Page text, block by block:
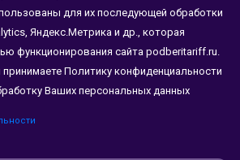
для их последующей обработки
Яндекс.Метрика и др., которая
функционирования сайта podberitariff.ru.
Политику конфиденциальности
Ваших персональных данных